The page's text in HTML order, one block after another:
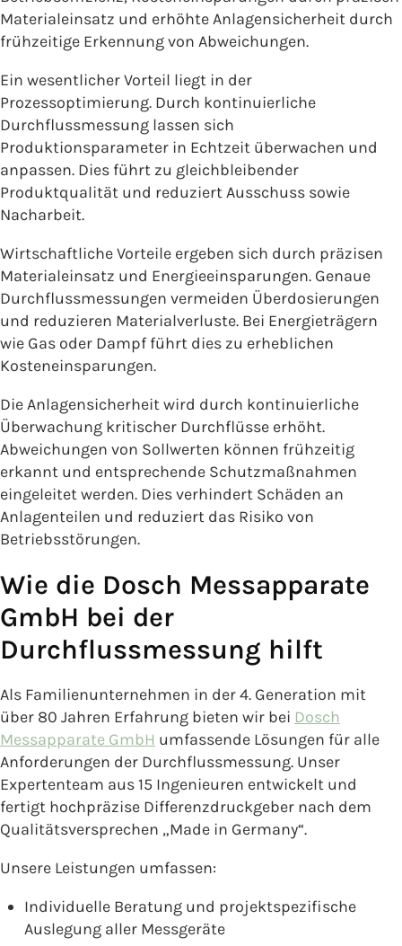
Materialeinsatz und erhöhte Anlagensicherheit durch
frühzeitige Erkennung von Abweichungen.
Ein wesentlicher Vorteil liegt in der
Prozessoptimierung. Durch kontinuierliche
Durchflussmessung lassen sich
Produktionsparameter in Echtzeit überwachen und
anpassen. Dies führt zu gleichbleibender
Produktqualität und reduziert Ausschuss sowie
Nacharbeit.
Wirtschaftliche Vorteile ergeben sich durch präzisen
Materialeinsatz und Energieeinsparungen. Genaue
Durchflussmessungen vermeiden Überdosierungen
und reduzieren Materialverluste. Bei Energieträgern
wie Gas oder Dampf führt dies zu erheblichen
Kosteneinsparungen.
Die Anlagensicherheit wird durch kontinuierliche
Überwachung kritischer Durchflüsse erhöht.
Abweichungen von Sollwerten können frühzeitig
erkannt und entsprechende Schutzmaßnahmen
eingeleitet werden. Dies verhindert Schäden an
Anlagenteilen und reduziert das Risiko von
Betriebsstörungen.
Wie die Dosch Messapparate
GmbH bei der
Durchflussmessung hilft
Als Familienunternehmen in der 4. Generation mit
über 80 Jahren Erfahrung bieten wir bei Dosch
Messapparate GmbH umfassende Lösungen für alle
Anforderungen der Durchflussmessung. Unser
Expertenteam aus 15 Ingenieuren entwickelt und
fertigt hochpräzise Differenzdruckgeber nach dem
Qualitätsversprechen „Made in Germany“.
Unsere Leistungen umfassen:
Individuelle Beratung und projektspezifische
Auslegung aller Messgeräte